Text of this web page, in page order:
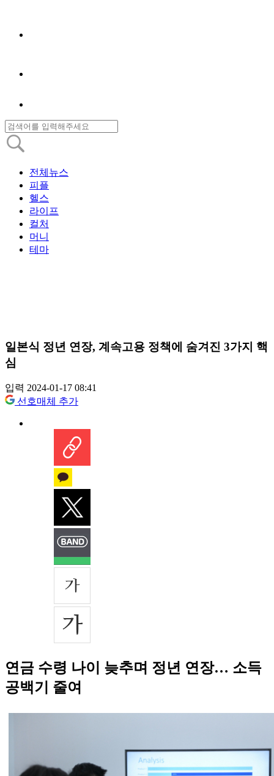
전체뉴스
피플
헬스
라이프
컬처
머니
테마
일본식 정년 연장, 계속고용 정책에 숨겨진 3가지 핵
심
입력 2024-01-17 08:41
선호매체 추가
연금 수령 나이 늦추며 정년 연장… 소득
공백기 줄여